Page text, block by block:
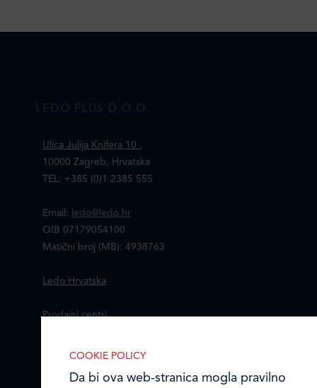
LEDO PLUS D.O.O.
Ulica Julija Knifera 10 ,
10000 Zagreb, Hrvatska
TEL: +385 (0)1 2385 555
Email:
ledo@ledo.hr
OIB 07179054100
Matični broj (MB): 4938763
Ledo Hrvatska
Prodajni centri
Online formular
COOKIE POLICY
Da bi ova web-stranica mogla pravilno